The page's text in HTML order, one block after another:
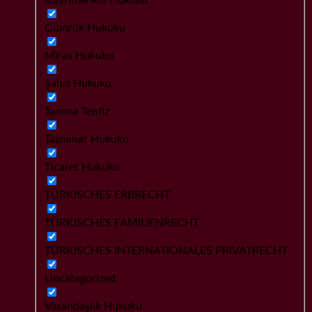
Gümrük Hukuku
Miras Hukuku
Şahıs Hukuku
Tanıma Tenfiz
Tazminat Hukuku
Ticaret Hukuku
TÜRKISCHES ERBRECHT
TÜRKISCHES FAMILIENRECHT
TÜRKISCHES INTERNATIONALES PRIVATRECHT
Uncategorized
Vatandaşlık Hukuku